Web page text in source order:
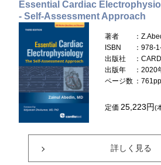
Essential Cardiac
- Self-Assessment Approach
著者
：
ISBN
：978-
出版社
：
出版年
：2020
ページ数 ：761pp.
定価 25,223円(
詳しく見る